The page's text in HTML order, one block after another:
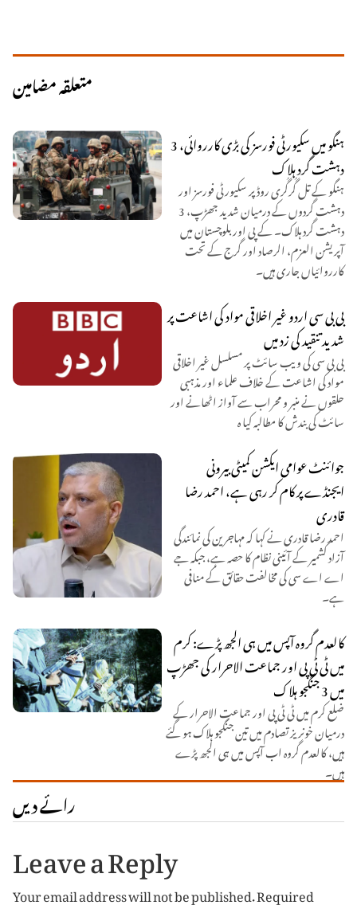
متعلقہ مضامین
ہنگو میں سکیورٹی فورسز کی بڑی کارروائی، 3
دہشت گرد ہلاک
ہنگو کے تل گُرگُری روڈ پر سکیورٹی فورسز اور
دہشت گردوں کے درمیان شدید جھڑپ، 3
دہشت گرد ہلاک۔ کے پی اور بلوچستان میں
آپریشن العزم، الرصاد اور گرج کے تحت
کارروائیاں جاری ہیں۔
بی بی سی اردو غیر اخلاقی مواد کی اشاعت پر
شدید تنقید کی زد میں
بی بی سی کی ویب سائٹ پر مسلسل غیر اخلاقی
مواد کی اشاعت کے خلاف علماء اور مذہبی
حلقوں نے منبر و محراب سے آواز اٹھانے اور
سائٹ کی بندش کا مطالبہ کیا ہ
جوائنٹ عوامی ایکشن کمیٹی بیرونی
ایجنڈے پر کام کر رہی ہے، احمد رضا
قادری
احمد رضا قادری نے کہا کہ مہاجرین کی نمائندگی
آزاد کشمیر کے آئینی نظام کا حصہ ہے، جبکہ جے
اے اے سی کی مخالفت حقائق کے منافی
ہے۔
کالعدم گروہ آپس میں ہی الجھ پڑے: کرم
میں ٹی ٹی پی اور جماعت الاحرار کی جھڑپ
میں 3 جنگجو ہلاک
ضلع کرم میں ٹی ٹی پی اور جماعت الاحرار کے
درمیان خونریز تصادم میں تین جنگجو ہلاک ہو گئے
ہیں، کالعدم گروہ اب آپس میں ہی الجھ پڑے
ہیں۔
رائے دیں
Leave a Reply
Your email address will not be published.Required